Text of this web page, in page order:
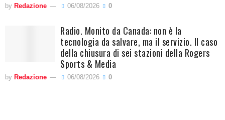
by Redazione 06/08/2026 0
Radio. Monito da Canada: non è la
tecnologia da salvare, ma il servizio. Il caso
della chiusura di sei stazioni della Rogers
Sports & Media
by Redazione 06/08/2026 0